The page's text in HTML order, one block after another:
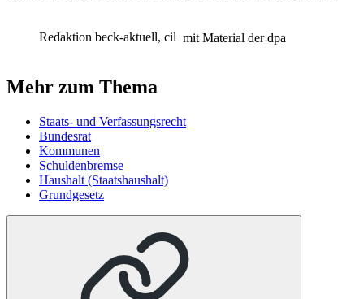
Redaktion beck-aktuell, cil mit Material der dpa
Mehr zum Thema
Staats- und Verfassungsrecht
Bundesrat
Kommunen
Schuldenbremse
Haushalt (Staatshaushalt)
Grundgesetz